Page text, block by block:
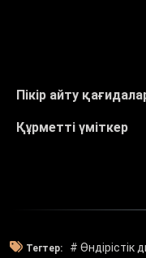
Пікір айту
Құрметті үміткер
Тегтер: # Өндірістік